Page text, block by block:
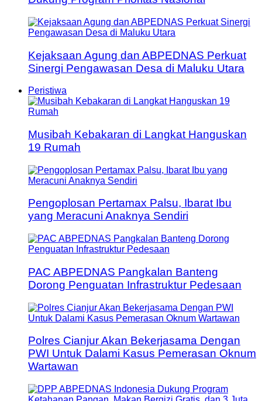
Kejaksaan Agung dan ABPEDNAS Perkuat
Sinergi Pengawasan Desa di Maluku Utara
Peristiwa
Musibah Kebakaran di Langkat Hanguskan
19 Rumah
Pengoplosan Pertamax Palsu, Ibarat Ibu
yang Meracuni Anaknya Sendiri
PAC ABPEDNAS Pangkalan Banteng
Dorong Penguatan Infrastruktur Pedesaan
Polres Cianjur Akan Bekerjasama Dengan
PWI Untuk Dalami Kasus Pemerasan Oknum
Wartawan